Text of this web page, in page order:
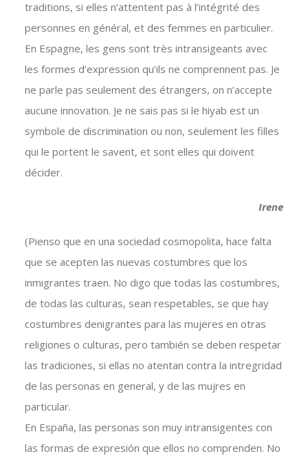
traditions, si elles n’attentent pas à l’intégrité des
personnes en général, et des femmes en particulier.
En Espagne, les gens sont très intransigeants avec
les formes d’expression qu’ils ne comprennent pas. Je
ne parle pas seulement des étrangers, on n’accepte
aucune innovation. Je ne sais pas si le hiyab est un
symbole de discrimination ou non, seulement les filles
qui le portent le savent, et sont elles qui doivent
décider.
Irene
(Pienso que en una sociedad cosmopolita, hace falta
que se acepten las nuevas costumbres que los
inmigrantes traen. No digo que todas las costumbres,
de todas las culturas, sean respetables, se que hay
costumbres denigrantes para las mujeres en otras
religiones o culturas, pero también se deben respetar
las tradiciones, si ellas no atentan contra la intregridad
de las personas en general, y de las mujres en
particular.
En España, las personas son muy intransigentes con
las formas de expresión que ellos no comprenden. No